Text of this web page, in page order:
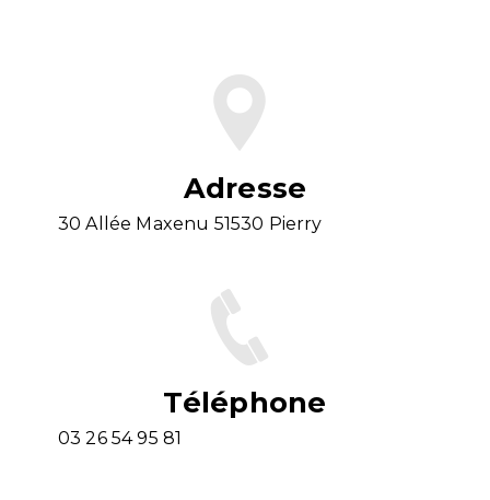
Adresse
30 Allée Maxenu 51530 Pierry
Téléphone
03 26 54 95 81